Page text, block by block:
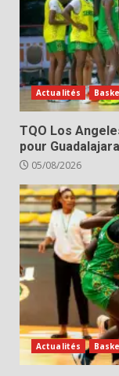
Actualités
TQO Los
pour Guadalajara
05/08/2026
Actualités